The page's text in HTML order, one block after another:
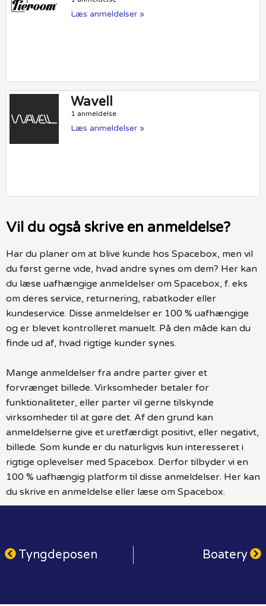
Læs anmeldelser »
Wavell
1 anmeldelse
Læs anmeldelser »
Vil du også skrive en anmeldelse?
Har du planer om at blive kunde hos Spacebox, men vil
du først gerne vide, hvad andre synes om dem? Her kan
du læse uafhængige anmeldelser om Spacebox, f. eks
om deres service, returnering, rabatkoder eller
kundeservice. Disse anmeldelser er 100 % uafhængige
og er blevet kontrolleret manuelt. På den måde kan du
finde ud af, hvad rigtige kunder synes.
Mange anmeldelser fra andre parter giver et
forvrænget billede. Virksomheder betaler for
funktionaliteter, eller parter vil gerne tilskynde
virksomheder til at gøre det. Af den grund kan
anmeldelserne give et uretfærdigt positivt, eller negativt,
billede. Som kunde er du naturligvis kun interesseret i
rigtige oplevelser med Spacebox. Derfor tilbyder vi en
100 % uafhængig platform til disse anmeldelser. Her kan
du skrive en anmeldelse eller læse om Spacebox.
Tyngdeposen Boatery